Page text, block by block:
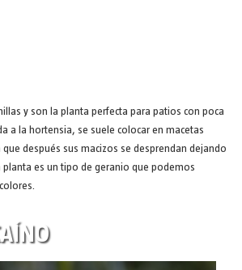
y son la planta perfecta para patios con poca
a la hortensia, se suele colocar en macetas
después sus macizos se desprendan dejando
planta es un tipo de geranio que podemos